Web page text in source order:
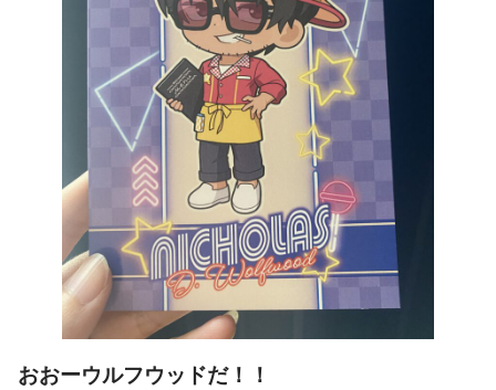
おおーウルフウッドだ！！